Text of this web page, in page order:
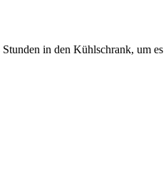
in den Kühlschrank, um